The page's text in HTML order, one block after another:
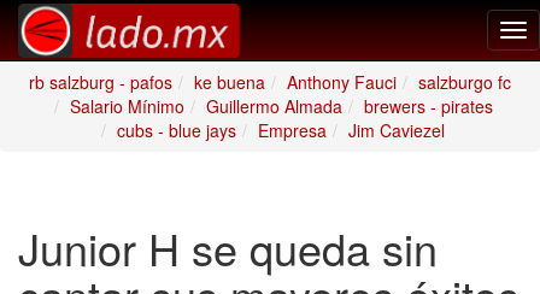
rb salzburg - pafos
ke buena Anthony Fauci
salzburgo fc
Salario Mínimo
Guillermo Almada
brewers - pirates
cubs - blue jays
Empresa Jim Caviezel
Junior H se queda sin